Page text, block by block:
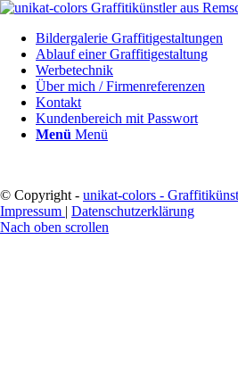
Bildergalerie Graffitigestaltungen
Ablauf einer Graffitigestaltung
Werbetechnik
Über mich / Firmenreferenzen
Kontakt
Kundenbereich mit Passwort
Menü Menü
© Copyright - unikat-colors -
Impressum | Datenschutzerklärung
Nach oben scrollen